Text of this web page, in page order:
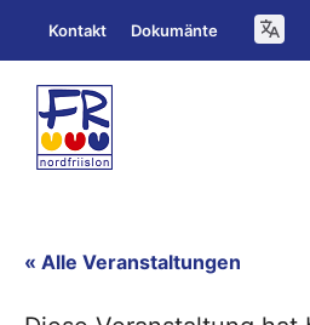
Inhalt
springen
Kontakt Dokumänte
« Alle Veranstaltungen